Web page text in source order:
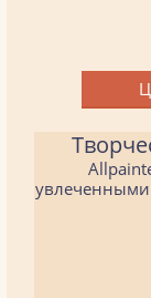
увлеченными